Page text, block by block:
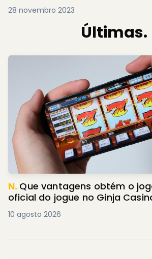
28 novembro 2023
Últimas.
N. Que vantagens obtém o
oficial do jogue no Ginja
10 agosto 2026